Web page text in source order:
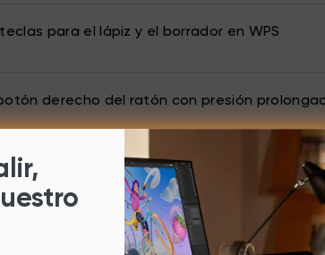
para el lápiz y el borrador en WPS
derecho del ratón con presión
XPPEN en Windows
de ondulaciones en Windows 11